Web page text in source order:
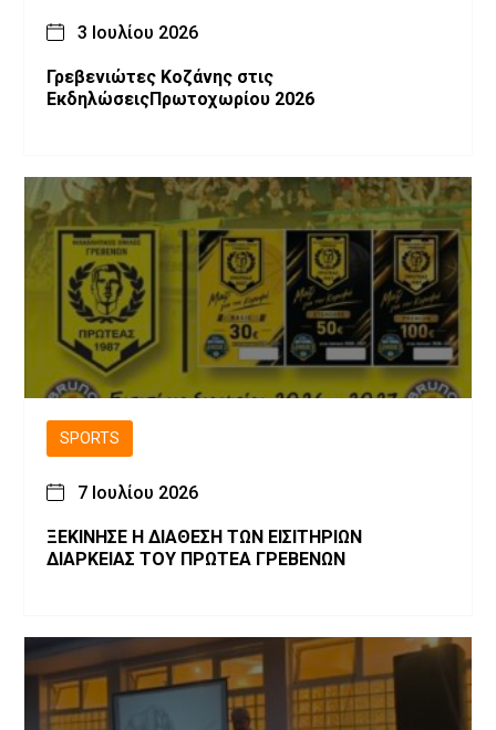
3 Ιουλίου 2026
Γρεβενιώτες Κοζάνης στις
ΕκδηλώσειςΠρωτοχωρίου 2026
SPORTS
7 Ιουλίου 2026
ΞΕΚΙΝΗΣΕ Η ΔΙΑΘΕΣΗ ΤΩΝ ΕΙΣΙΤΗΡΙΩΝ
ΔΙΑΡΚΕΙΑΣ ΤΟΥ ΠΡΩΤΕΑ ΓΡΕΒΕΝΩΝ